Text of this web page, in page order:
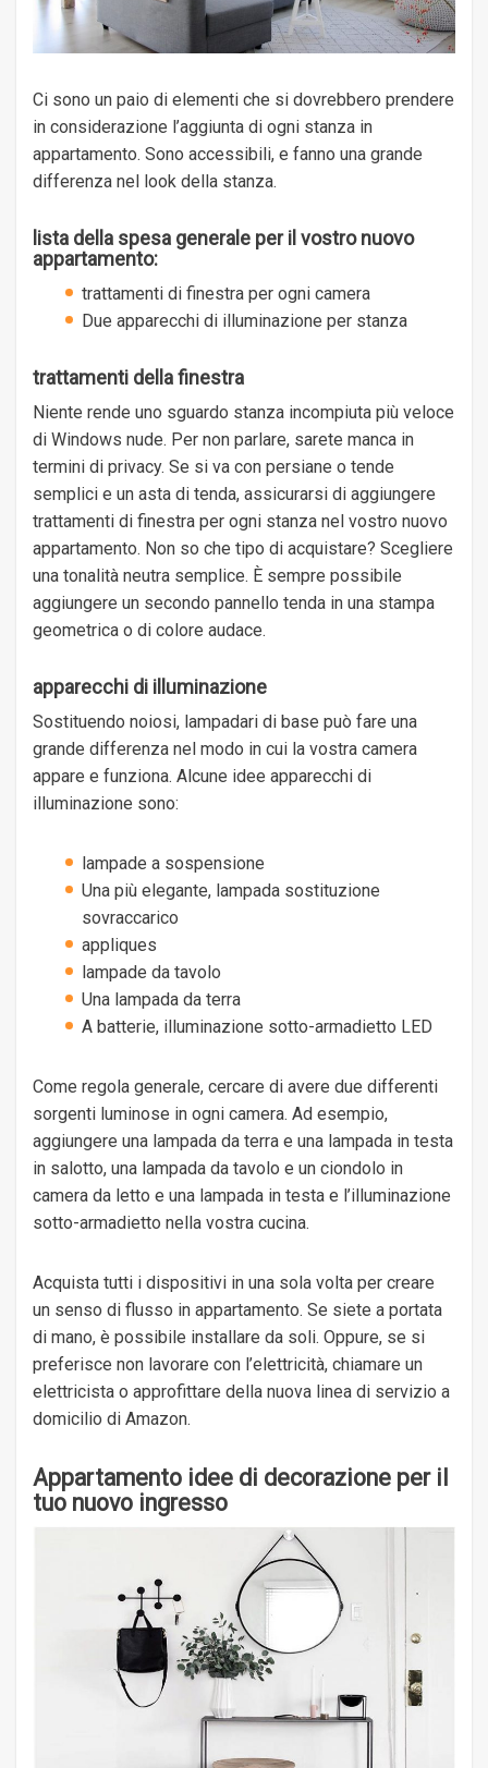
Ci sono un paio di elementi che si dovrebbero prendere
in considerazione l’aggiunta di ogni stanza in
appartamento. Sono accessibili, e fanno una grande
differenza nel look della stanza.
lista della spesa generale per il vostro nuovo
appartamento:
trattamenti di finestra per ogni camera
Due apparecchi di illuminazione per stanza
trattamenti della finestra
Niente rende uno sguardo stanza incompiuta più veloce
di Windows nude. Per non parlare, sarete manca in
termini di privacy. Se si va con persiane o tende
semplici e un asta di tenda, assicurarsi di aggiungere
trattamenti di finestra per ogni stanza nel vostro nuovo
appartamento. Non so che tipo di acquistare? Scegliere
una tonalità neutra semplice. È sempre possibile
aggiungere un secondo pannello tenda in una stampa
geometrica o di colore audace.
apparecchi di illuminazione
Sostituendo noiosi, lampadari di base può fare una
grande differenza nel modo in cui la vostra camera
appare e funziona. Alcune idee apparecchi di
illuminazione sono:
lampade a sospensione
Una più elegante, lampada sostituzione
sovraccarico
appliques
lampade da tavolo
Una lampada da terra
A batterie, illuminazione sotto-armadietto LED
Come regola generale, cercare di avere due differenti
sorgenti luminose in ogni camera. Ad esempio,
aggiungere una lampada da terra e una lampada in testa
in salotto, una lampada da tavolo e un ciondolo in
camera da letto e una lampada in testa e l’illuminazione
sotto-armadietto nella vostra cucina.
Acquista tutti i dispositivi in ​​una sola volta per creare
un senso di flusso in appartamento. Se siete a portata
di mano, è possibile installare da soli. Oppure, se si
preferisce non lavorare con l’elettricità, chiamare un
elettricista o approfittare della nuova linea di servizio a
domicilio di Amazon.
Appartamento idee di decorazione per il
tuo nuovo ingresso